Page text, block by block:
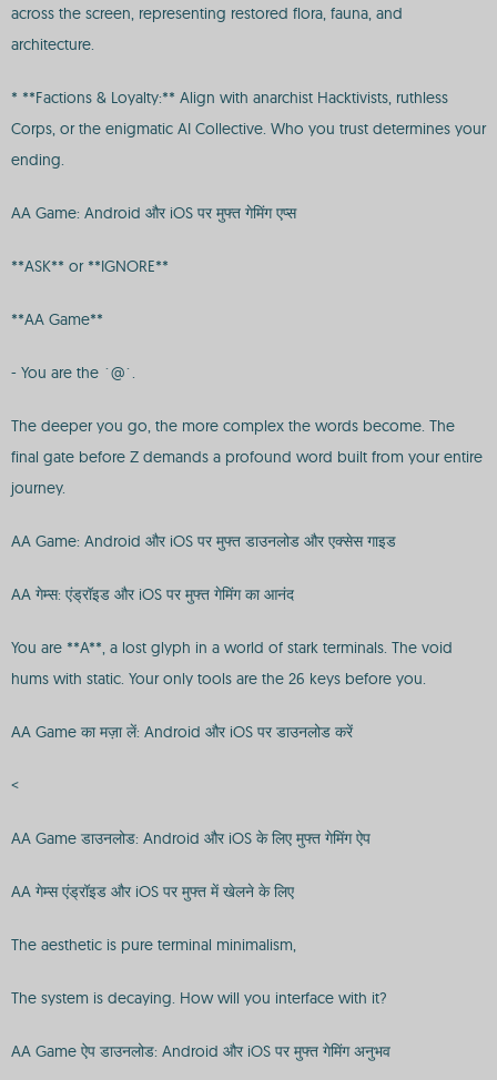
across the screen, representing restored flora, fauna, and
architecture.
* **Factions & Loyalty:** Align with anarchist Hacktivists, ruthless
Corps, or the enigmatic AI Collective. Who you trust determines your
ending.
AA Game: Android और iOS पर मुफ्त गेमिंग एप्स
**ASK** or **IGNORE**
**AA Game**
- You are the `@`.
The deeper you go, the more complex the words become. The
final gate before Z demands a profound word built from your entire
journey.
AA Game: Android और iOS पर मुफ्त डाउनलोड और एक्सेस गाइड
AA गेम्स: एंड्रॉइड और iOS पर मुफ्त गेमिंग का आनंद
You are **A**, a lost glyph in a world of stark terminals. The void
hums with static. Your only tools are the 26 keys before you.
AA Game का मज़ा लें: Android और iOS पर डाउनलोड करें
<
AA Game डाउनलोड: Android और iOS के लिए मुफ्त गेमिंग ऐप
AA गेम्स एंड्रॉइड और iOS पर मुफ्त में खेलने के लिए
The aesthetic is pure terminal minimalism,
The system is decaying. How will you interface with it?
AA Game ऐप डाउनलोड: Android और iOS पर मुफ्त गेमिंग अनुभव